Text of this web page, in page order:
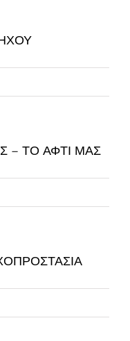
– ΤΟ ΑΦΤΙ ΜΑΣ